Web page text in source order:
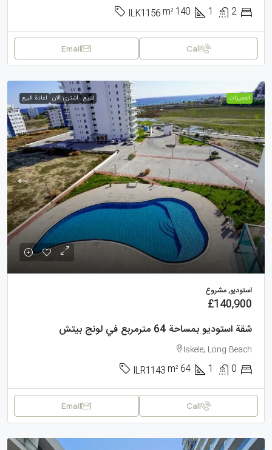
2
1
140
m²
ILK1156
Call
Email
الممیزات للبيع اشتري الان اعادة البيع
استوديو, مشروع
£140,900
شقة استوديو بمساحة 64 مترمربع في لونج بيتش
Iskele, Long Beach
0
1
64
m²
ILR1143
Call
Email